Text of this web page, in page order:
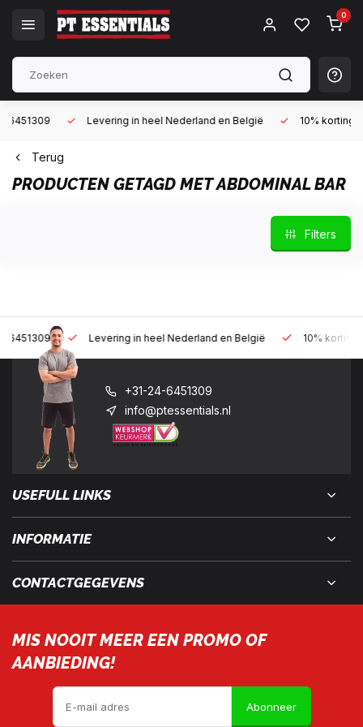
0
Levering in heel Nederland en België 10% korting met een
Terug
PRODUCTEN GETAGD MET ABDOMINAL BAR
Filters
Levering in heel Nederland en België 10% korting met een
+31-24-6451309
info@ptessentials.nl
USEFULL LINKS
INFORMATIE
CONTACTGEGEVENS
MIS NOOIT MEER EEN PROMO OF
AANBIEDING!
Abonneer